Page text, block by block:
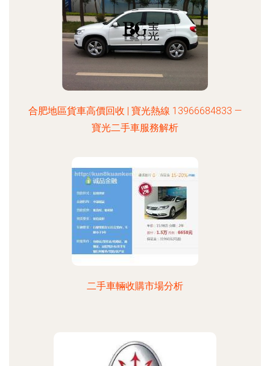
合肥地區貨車高價回收 | 寶光熱線 13966684833 —
寶光二手車服務解析
二手車輛收購市場分析